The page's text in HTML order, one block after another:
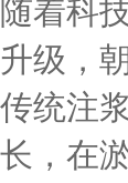
随着科
升级，
传统注
长，在